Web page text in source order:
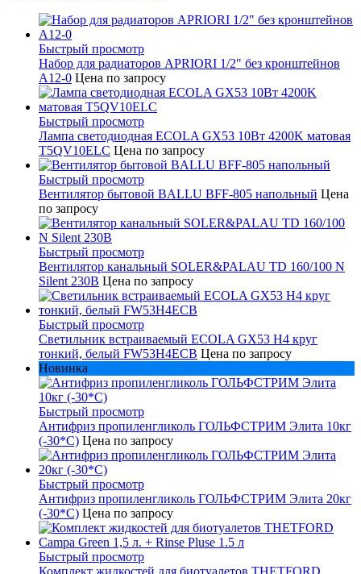
Быстрый просмотр
Набор для радиаторов APRIORI 1/2" без кронштейнов
A12-0 Цена по запросу
Быстрый просмотр
Лампа светодиодная ECOLA GX53 10Вт 4200K матовая
T5QV10ELC Цена по запросу
Быстрый просмотр
Вентилятор бытовой BALLU BFF-805 напольный Цена
по запросу
Быстрый просмотр
Вентилятор канальный SOLER&PALAU TD 160/100 N
Silent 230В Цена по запросу
Быстрый просмотр
Светильник встраиваемый ECOLA GX53 H4 круг
тонкий, белый FW53H4ECB Цена по запросу
Новинка
Быстрый просмотр
Антифриз пропиленгликоль ГОЛЬФСТРИМ Элита 10кг
(-30*С) Цена по запросу
Быстрый просмотр
Антифриз пропиленгликоль ГОЛЬФСТРИМ Элита 20кг
(-30*С) Цена по запросу
Быстрый просмотр
Комплект жидкостей для биотуалетов THETFORD